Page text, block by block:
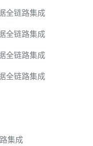
全链路集成
全链路集成
全链路集成
全链路集成
集成